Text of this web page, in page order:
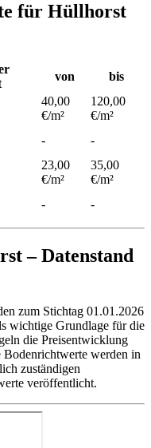
für Hüllhorst
von bis
40,00
€/m²
120,00
€/m²
- -
23,00
€/m²
35,00
€/m²
- -
– Datenstand
zum Stichtag 01.01.2026
wichtige Grundlage für die
die Preisentwicklung
werden in
zuständigen
veröffentlicht.